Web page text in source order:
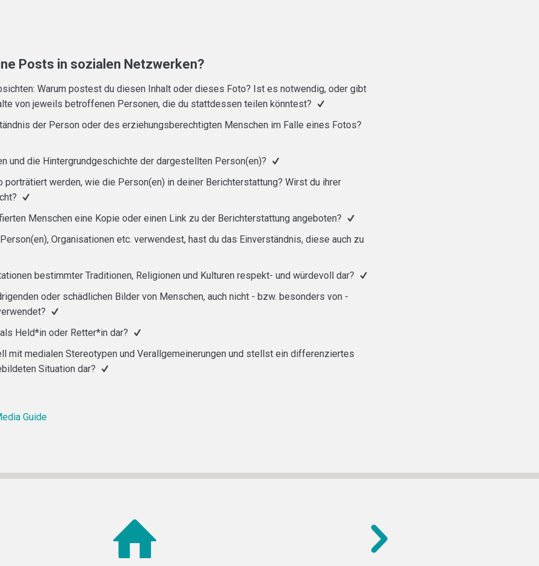
Posts in sozialen Netzwerken?
Warum postest du diesen Inhalt oder dieses Foto? Ist es notwendig, oder gibt
von jeweils betroffenen Personen, die du stattdessen teilen könntest?
der Person oder des erziehungsberechtigten Menschen im Falle eines Fotos?
und die Hintergrundgeschichte der dargestellten Person(en)?
porträtiert werden, wie die Person(en) in deiner Berichterstattung? Wirst du ihrer
Menschen eine Kopie oder einen Link zu der Berichterstattung angeboten?
Organisationen etc. verwendest, hast du das Einverständnis, diese auch zu
bestimmter Traditionen, Religionen und Kulturen respekt- und würdevoll dar?
oder schädlichen Bilder von Menschen, auch nicht - bzw. besonders von -
Held*in oder Retter*in dar?
mit medialen Stereotypen und Verallgemeinerungen und stellst ein differenziertes
Situation dar?
Guide